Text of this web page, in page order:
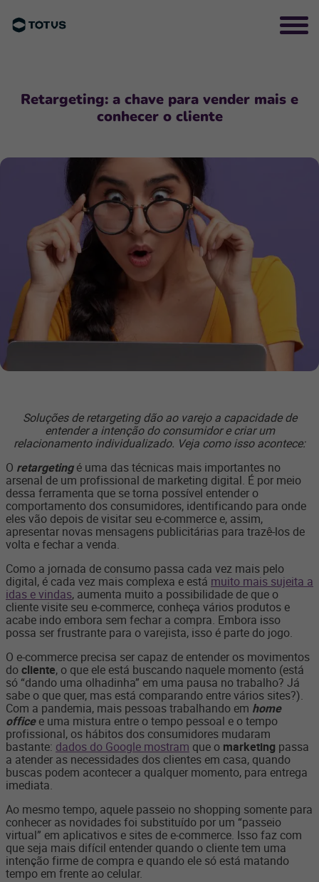
Retargeting: a chave para vender mais e
conhecer o cliente
Soluções de retargeting dão ao varejo a capacidade de
entender a intenção do consumidor e criar um
relacionamento individualizado. Veja como isso acontece:
O retargetingé uma das técnicas mais importantes no
arsenal de um profissional de marketing digital. É por meio
dessa ferramenta que se torna possível entender o
comportamento dos consumidores, identificando para onde
eles vão depois de visitar seu e-commerce e, assim,
apresentar novas mensagens publicitárias para trazê-los de
volta e fechar a venda.
Como a jornada de consumo passa cada vez mais pelo
digital, é cada vez mais complexa e está muito mais sujeita a
idas e vindas, aumenta muito a possibilidade de que o
cliente visite seu e-commerce, conheça vários produtos e
acabe indo embora sem fechar a compra. Embora isso
possa ser frustrante para o varejista, isso é parte do jogo.
O e-commerce precisa ser capaz de entender os movimentos
docliente, o que ele está buscando naquele momento (está
só “dando uma olhadinha” em uma pausa no trabalho? Já
sabe o que quer, mas está comparando entre vários sites?).
Com a pandemia, mais pessoas trabalhando em home
officee uma mistura entre o tempo pessoal e o tempo
profissional, os hábitos dos consumidores mudaram
bastante: dados do Google mostram que o marketing passa
a atender as necessidades dos clientes em casa, quando
buscas podem acontecer a qualquer momento, para entrega
imediata.
Ao mesmo tempo, aquele passeio no shopping somente para
conhecer as novidades foi substituído por um “passeio
virtual” em aplicativos e sites de e-commerce. Isso faz com
que seja mais difícil entender quando o cliente tem uma
intenção firme de compra e quando ele só está matando
tempo em frente ao celular.